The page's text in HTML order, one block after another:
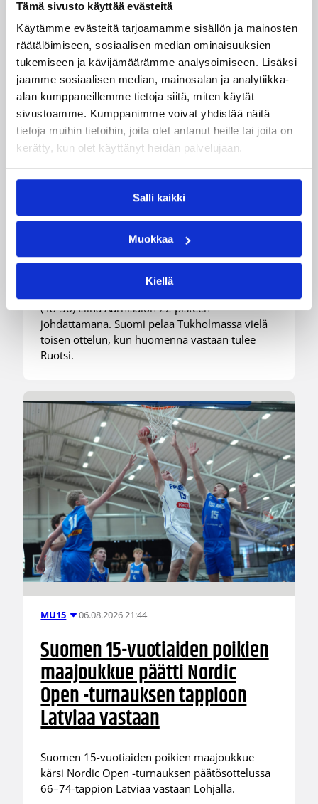
Tämä sivusto käyttää evästeitä
Käytämme evästeitä tarjoamamme sisällön ja mainosten
räätälöimiseen, sosiaalisen median ominaisuuksien
tukemiseen ja kävijämäärämme analysoimiseen. Lisäksi
jaamme sosiaalisen median, mainosalan ja analytiikka-
alan kumppaneillemme tietoja siitä, miten käytät
sivustoamme. Kumppanimme voivat yhdistää näitä
tietoja muihin tietoihin, joita olet antanut heille tai joita on
kerätty, kun olet käyttänyt heidän palvelujaan.
Salli kaikki
Muokkaa
Kiellä
Maaottelu 06.08.2026 21:44
Susiladiesin puolustus rautaa
Tukholmassa –
harvinaislaatuinen voitto
Liettuasta
Susiladies nappasi harvinaislaatuisen voiton
Liettuasta Tukholmassa pelatussa maaottelussa.
(48-36) Elina Aarnisalon 22 pisteen
johdattamana. Suomi pelaa Tukholmassa vielä
toisen ottelun, kun huomenna vastaan tulee
Ruotsi.
MU15 06.08.2026 21:44
Suomen 15-vuotiaiden poikien
maajoukkue päätti Nordic
Open -turnauksen tappioon
Latviaa vastaan
Suomen 15-vuotiaiden poikien maajoukkue
kärsi Nordic Open -turnauksen päätösottelussa
66–74-tappion Latviaa vastaan Lohjalla.